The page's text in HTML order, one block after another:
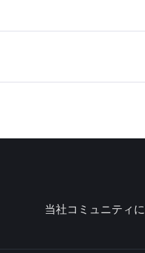
当社コミュニティ